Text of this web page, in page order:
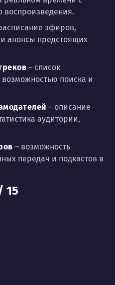
воспроизведения.
эфиров,
анонсы предстоящих
– список
поиска и
– описание
аудитории,
– возможность
передач и подкастов в
15